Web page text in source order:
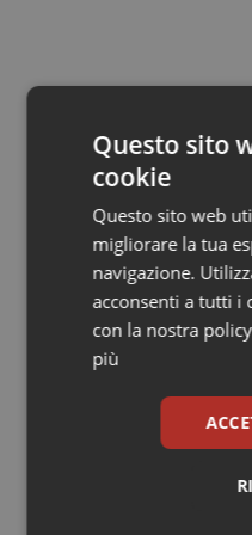
Oncologia &
Psoriasi & pelle
Quotidiano
Quotidiano
Quotidiano
Quotidiano
Rene & patologie
Articoli correlati:
Pillola
donne sa come agisce
27 Gennaio 2012
© Riproduzione
Questo sito
cookie
Questo sito web
migliorare la tua
navigazione.
acconsenti a tutti i
con la nostra
più